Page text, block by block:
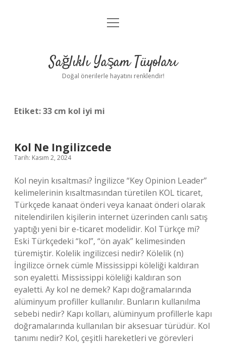
Anasayfa
Yasal Uyarı
menüyü
Sağlıklı Yaşam Tüyoları
Doğal önerilerle hayatını renklendir!
Etiket:33 cm kol iyi mi
Kol Ne Ingilizcede
Tarih: Kasım 2, 2024
Kol neyin kısaltması? İngilizce “Key Opinion Leader”
kelimelerinin kısaltmasından türetilen KOL ticaret,
Türkçede kanaat önderi veya kanaat önderi olarak
nitelendirilen kişilerin internet üzerinden canlı satış
yaptığı yeni bir e-ticaret modelidir. Kol Türkçe mi?
Eski Türkçedeki “kol”, “ön ayak” kelimesinden
türemiştir. Kolelik ingilizcesi nedir? Kölelik (n)
İngilizce örnek cümle Mississippi köleliği kaldıran
son eyaletti. Mississippi köleliği kaldıran son
eyaletti. Ay kol ne demek? Kapı doğramalarında
alüminyum profiller kullanılır. Bunların kullanılma
sebebi nedir? Kapı kolları, alüminyum profillerle kapı
doğramalarında kullanılan bir aksesuar türüdür. Kol
tanımı nedir? Kol, çeşitli hareketleri ve görevleri